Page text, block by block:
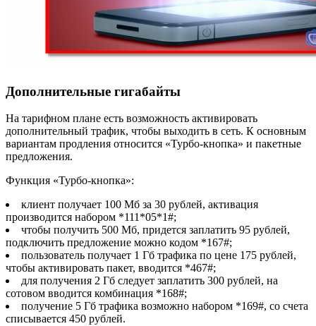
Дополнительные гигабайты
На тарифном плане есть возможность активировать
дополнительный трафик, чтобы выходить в сеть. К основным
вариантам продления относится «Турбо-кнопка» и пакетные
предложения.
Функция «Турбо-кнопка»:
клиент получает 100 Мб за 30 рублей, активация
производится набором *111*05*1#;
чтобы получить 500 Мб, придется заплатить 95 рублей,
подключить предложение можно кодом *167#;
пользователь получает 1 Гб трафика по цене 175 рублей,
чтобы активировать пакет, вводится *467#;
для получения 2 Гб следует заплатить 300 рублей, на
сотовом вводится комбинация *168#;
получение 5 Гб трафика возможно набором *169#, со счета
списывается 450 рублей.